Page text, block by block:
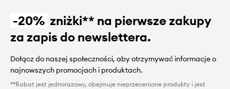
-20% zniżki** na pierwsze zakupy
za zapis do newslettera.
Dołącz do naszej społeczności, aby otrzymywać informacje o
najnowszych promocjach i produktach.
**Rabat jest jednorazowy, obejmuje nieprzecenione produkty i jest